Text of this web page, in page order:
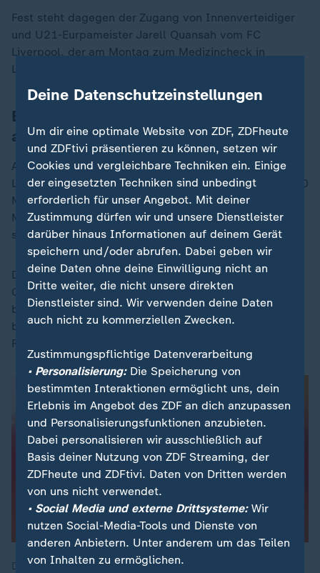
Fest steht dagegen der Zugang von Innenverteidiger
und U21-Eurpameister Jarell Quansah vom FC
Liverpool, der am Montag zum Medizincheck in
Leverkusen eintraf.
BVB und Leipzig wollen wieder
angreifen
Am meisten haben bislang Borussia Dortmund und RB
Leipzig in den neuen Kader investiert. Dortmund hat 30
Millionen für Jungstar Jobe Bellingham und 20
Millionen für Abwehrspieler Yan Couto, für den nach
seiner Leihe eine Kaufverpflichtung bestand, bezahlt.
Diese Summe wird über Verkauf von Jamie Gittens an
Chelsea London, über den grundsätzliche Einigung
bestehen soll, zwar wieder hereinkommen - dafür
braucht der BVB auf jeden Fall noch einen neuen
Flügelspieler.
Das Transferfenster schließt - eine stressige Zeit für alle
Deine Datenschutzeinstellungen
Um dir eine optimale Website von ZDF, ZDFheute
und ZDFtivi präsentieren zu können, setzen wir
Cookies und vergleichbare Techniken ein. Einige
der eingesetzten Techniken sind unbedingt
erforderlich für unser Angebot. Mit deiner
Zustimmung dürfen wir und unsere Dienstleister
darüber hinaus Informationen auf deinem Gerät
speichern und/oder abrufen. Dabei geben wir
deine Daten ohne deine Einwilligung nicht an
Dritte weiter, die nicht unsere direkten
Dienstleister sind. Wir verwenden deine Daten
auch nicht zu kommerziellen Zwecken.
Zustimmungspflichtige Datenverarbeitung
• Personalisierung:Die Speicherung von
bestimmten Interaktionen ermöglicht uns, dein
Erlebnis im Angebot des ZDF an dich anzupassen
und Personalisierungsfunktionen anzubieten.
Dabei personalisieren wir ausschließlich auf
Basis deiner Nutzung von ZDF Streaming, der
ZDFheute und ZDFtivi. Daten von Dritten werden
von uns nicht verwendet.
• Social Media und externe Drittsysteme:Wir
nutzen Social-Media-Tools und Dienste von
anderen Anbietern. Unter anderem um das Teilen
von Inhalten zu ermöglichen.